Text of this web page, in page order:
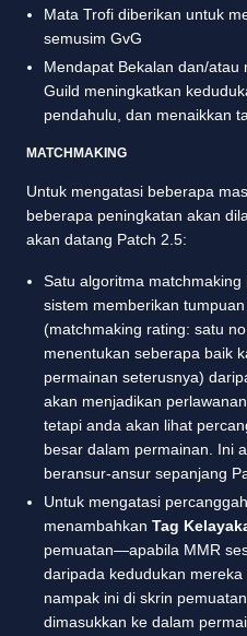
Mata Trofi diberikan untuk
semusim GvG
Mendapat Bekalan dan/atau
Guild meningkatkan
pendahulu, dan menaikkan
MATCHMAKING
Untuk mengatasi beberapa
beberapa peningkatan akan
akan datang Patch 2.5:
Satu algoritma
sistem memberikan
(matchmaking rating: satu
menentukan seberapa baik
permainan seterusnya)
akan menjadikan
tetapi anda akan lihat
besar dalam permainan. Ini
beransur-ansur sepanjang
Untuk mengatasi
menambahkan Tag
pemuatan—apabila MMR
daripada kedudukan
nampak ini di skrin
dimasukkan ke dalam